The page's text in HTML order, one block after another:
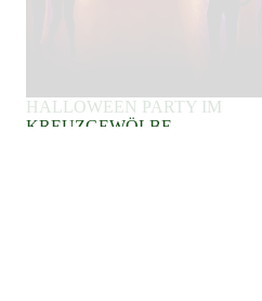
HALLOWEEN PARTY IM
KREUZGEWÖLBE